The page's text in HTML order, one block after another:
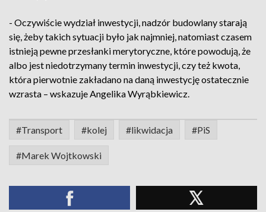
- Oczywiście wydział inwestycji, nadzór budowlany starają
się, żeby takich sytuacji było jak najmniej, natomiast czasem
istnieją pewne przesłanki merytoryczne, które powodują, że
albo jest niedotrzymany termin inwestycji, czy też kwota,
która pierwotnie zakładano na daną inwestycję ostatecznie
wzrasta – wskazuje Angelika Wyrąbkiewicz.
#Transport #kolej #likwidacja #PiS
#Marek Wojtkowski